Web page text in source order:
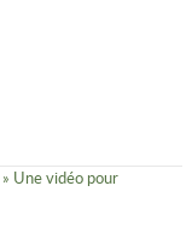
» Une vidéo pour